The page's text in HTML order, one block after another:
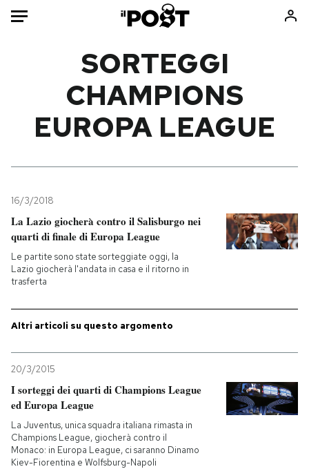
Italia
Mondo
Internet
Scienza
Cultura
Economia
Sport
Moda
Libri
Media
Altrecose
Mondiali calcio 2026
I MIEI PREFERITI
SORTEGGI
CHAMPIONS
EUROPA LEAGUE
16/3/2018
La Lazio giocherà contro il Salisburgo nei
quarti di finale di Europa League
Le partite sono state sorteggiate oggi, la
Lazio giocherà l'andata in casa e il ritorno in
trasferta
Altri articoli su questo argomento
20/3/2015
I sorteggi dei quarti di Champions League
ed Europa League
La Juventus, unica squadra italiana rimasta in
Champions League, giocherà contro il
Monaco: in Europa League, ci saranno Dinamo
Kiev-Fiorentina e Wolfsburg-Napoli